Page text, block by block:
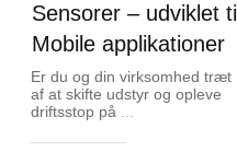
Sensorer – udviklet til
Mobile applikationer
Er du og din virksomhed træt
af at skifte udstyr og opleve
driftsstop på